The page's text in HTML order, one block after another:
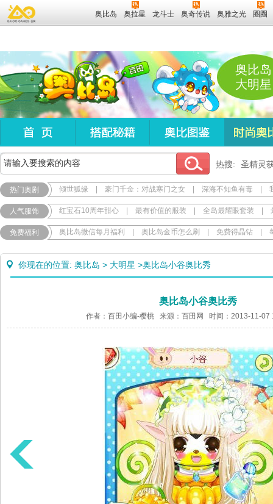
奥比岛 奥拉星 龙斗士 奥奇传说 奥雅之光 圈圈
奥比岛
大明星
热搜: 圣精灵
热门奥剧 倾世狐缘 豪门千金：对战寒门之女 深海不知鱼有毒
人气服饰 红宝石10周年甜心 最有价值的服装 全岛最耀眼套装
免费福利 奥比岛微信每月福利 奥比岛金币怎么刷 免费得晶钻
你现在的位置: 奥比岛 > 大明星 >奥比岛小谷奥比秀
奥比岛小谷奥比秀
作者：百田小编-樱桃 来源：百田网 时间：2013-11-